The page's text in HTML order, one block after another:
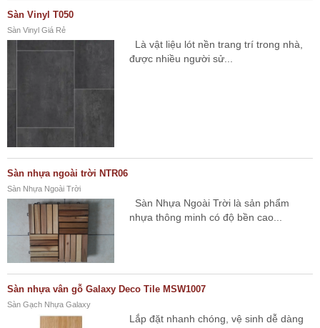
Sàn Vinyl T050
Sàn Vinyl Giá Rẻ
Là vật liệu lót nền trang trí trong nhà,
được nhiều người sử...
Sàn nhựa ngoài trời NTR06
Sàn Nhựa Ngoài Trời
Sàn Nhựa Ngoài Trời là sản phẩm
nhựa thông minh có độ bền cao...
Sàn nhựa vân gỗ Galaxy Deco Tile MSW1007
Sàn Gạch Nhựa Galaxy
Lắp đặt nhanh chóng, vệ sinh dễ dàng